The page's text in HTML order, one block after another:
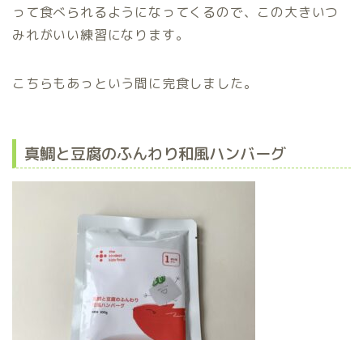
って食べられるようになってくるので、この大きいつ
みれがいい練習になります。
こちらもあっという間に完食しました。
真鯛と豆腐のふんわり和風ハンバーグ